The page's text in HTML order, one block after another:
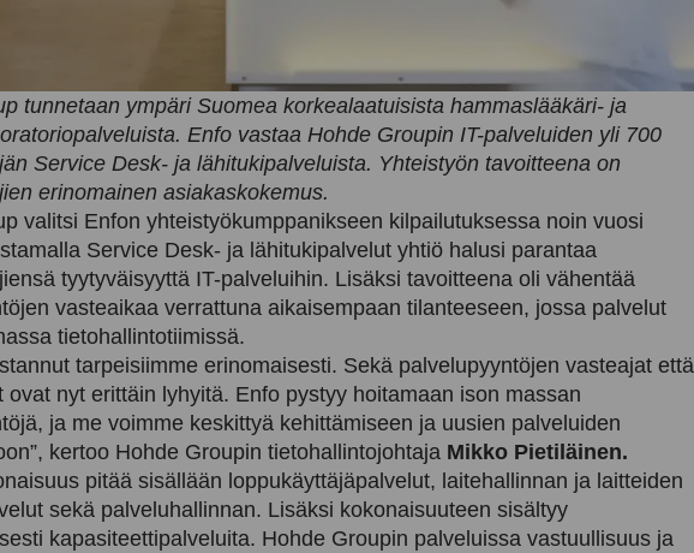
tunnetaan ympäri Suomea korkealaatuisista hammaslääkäri- ja
Enfo vastaa Hohde Groupin IT-palveluiden yli 700
Service Desk- ja lähitukipalveluista. Yhteistyön tavoitteena on
erinomainen asiakaskokemus.
valitsi Enfon yhteistyökumppanikseen kilpailutuksessa noin vuosi
Service Desk- ja lähitukipalvelut yhtiö halusi parantaa
tyytyväisyyttä IT-palveluihin. Lisäksi tavoitteena oli vähentää
vasteaikaa verrattuna aikaisempaan tilanteeseen, jossa palvelut
tietohallintotiimissä.
tarpeisiimme erinomaisesti. Sekä palvelupyyntöjen vasteajat että
ovat nyt erittäin lyhyitä. Enfo pystyy hoitamaan ison massan
ja me voimme keskittyä kehittämiseen ja uusien palveluiden
kertoo Hohde Groupin tietohallintojohtaja Mikko Pietiläinen.
pitää sisällään loppukäyttäjäpalvelut, laitehallinnan ja laitteiden
sekä palveluhallinnan. Lisäksi kokonaisuuteen sisältyy
kapasiteettipalveluita. Hohde Groupin palveluissa vastuullisuus ja